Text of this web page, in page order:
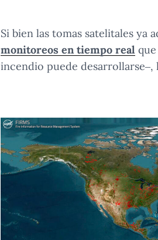
Si bien las tomas satelitales ya
monitoreos en tiempo real
incendio puede